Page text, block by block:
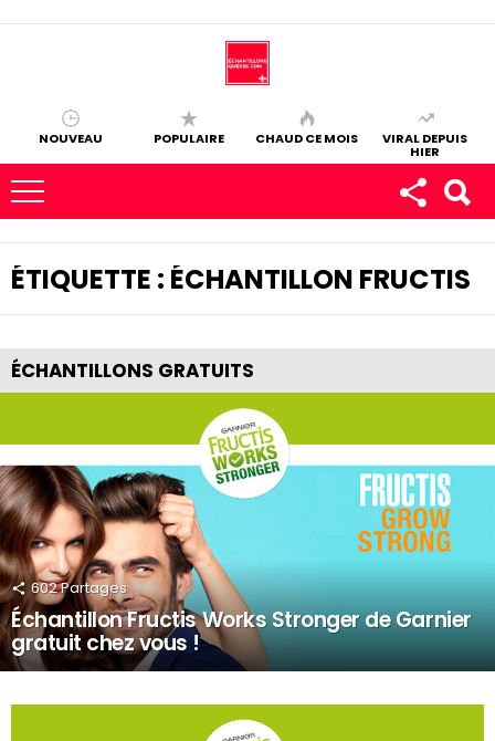
NOUVEAU POPULAIRE CHAUD CE MOIS VIRAL DEPUIS
HIER
ÉTIQUETTE : ÉCHANTILLON FRUCTIS
ÉCHANTILLONS GRATUITS
602Partages
Échantillon Fructis Works Stronger de Garnier
gratuit chez vous !